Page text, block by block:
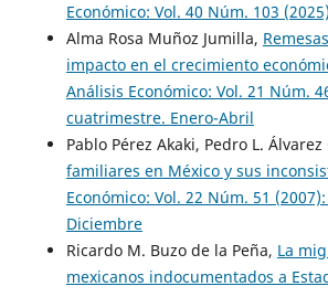
Económico: Vol. 40 Núm. 103
Alma Rosa Muñoz Jumilla,
impacto en el crecimiento
Análisis Económico: Vol. 21 Núm.
cuatrimestre. Enero-Abril
Pablo Pérez Akaki, Pedro L. Álvarez
familiares en México y sus
Económico: Vol. 22 Núm. 51
Diciembre
Ricardo M. Buzo de la Peña, La
mexicanos indocumentados a